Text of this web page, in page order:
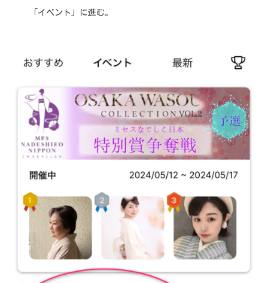
「イベント」に進む。